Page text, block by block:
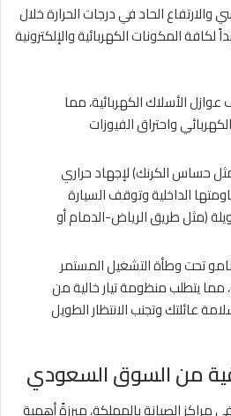
الحاد في درجات الحرارة خلال
المكونات الكهربائية والإلكترونية
الأسلاك الكهربائية، مما
واحتراق الفيوزات
حساس الكرنك) لإجهاد حراري
الداخلية وتوقف السيارة
(مثل طريق الرياض-الدمام أو
تحت وطأة التشغيل المستمر
يتطلب منظومة تيار خالية من
عائلتك وتجنب الانتظار الطويل
من السوق السعودي
مراكز الصيانة بالمملكة، مبرزةً أهمية